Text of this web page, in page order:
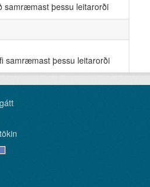
samræmast þessu leitarorði
samræmast þessu leitarorði